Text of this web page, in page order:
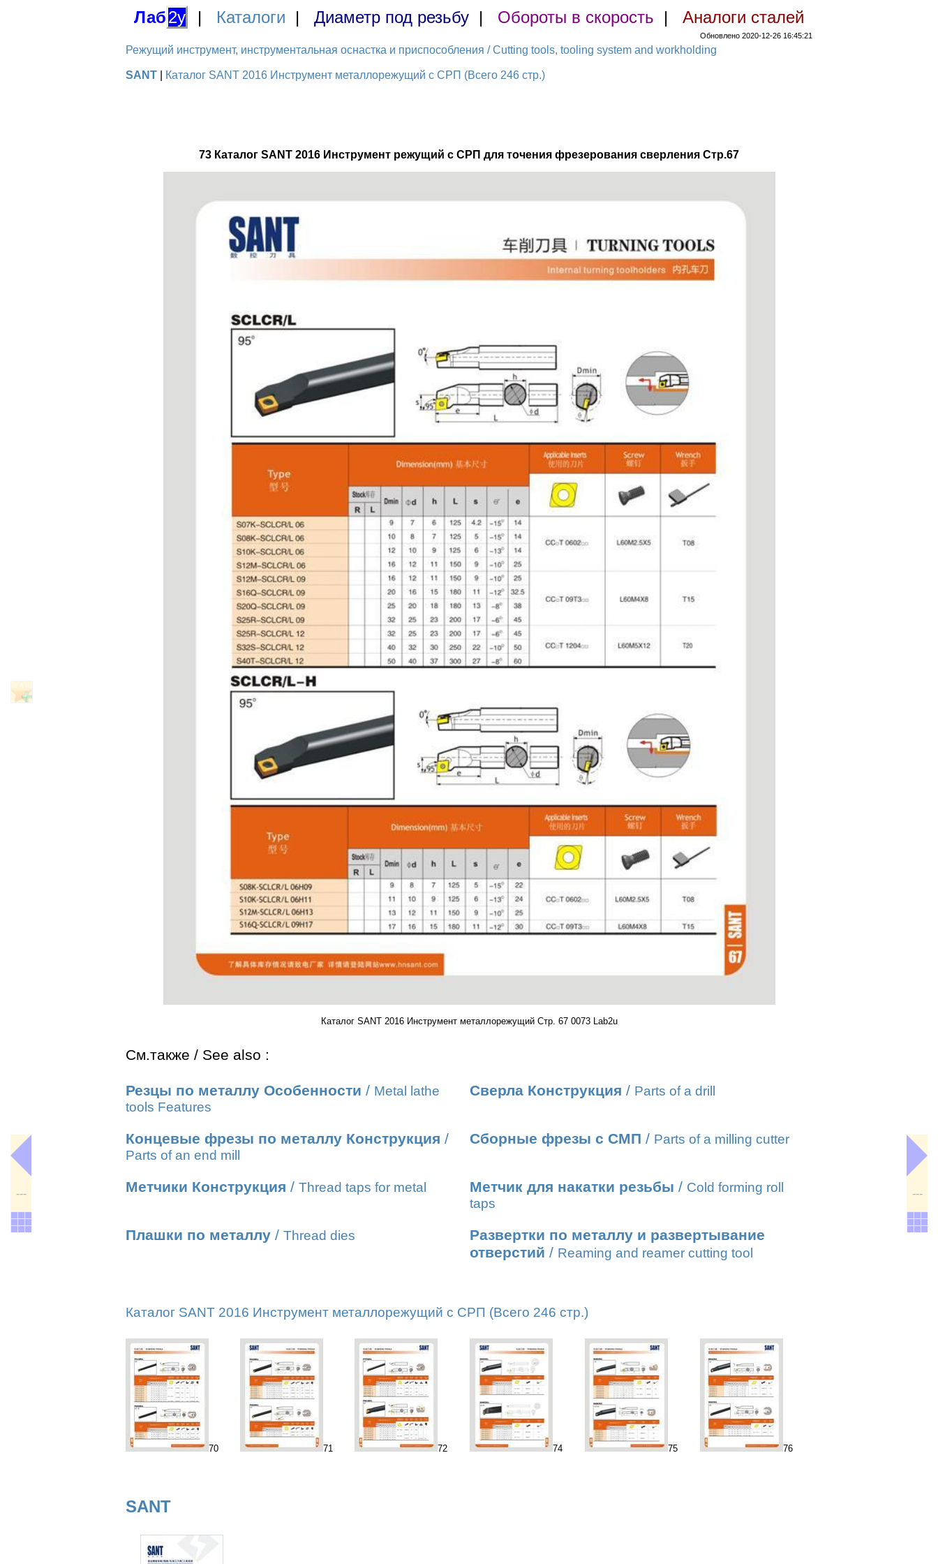
Лаб2у | Каталоги | Диаметр под резьбу | Обороты в скорость | Аналоги сталей
Обновлено 2020-12-26 16:45:21
Режущий инструмент, инструментальная оснастка и приспособления / Cutting tools, tooling system and workholding
SANT Каталог SANT 2016 Инструмент металлорежущий с СРП (Всего 246 стр.)
73 Каталог SANT 2016 Инструмент режущий с СРП для точения фрезерования сверления Стр.67
Каталог SANT 2016 Инструмент металлорежущий Стр. 67 0073 Lab2u
См.также / See also :
Резцы по металлу Особенности / Metal lathe
tools Features
Сверла Конструкция / Parts of a drill
Концевые фрезы по металлу Конструкция /
Parts of an end mill
Сборные фрезы с СМП / Parts of a milling cutter
Метчики Конструкция / Thread taps for metal Метчик для накатки резьбы / Cold forming roll
taps
Плашки по металлу / Thread dies
Развертки по металлу и развертывание
отверстий / Reaming and reamer cutting tool
Каталог SANT 2016 Инструмент металлорежущий с СРП (Всего 246 стр.)
70 71 72 74 75 76
SANT
--- ---